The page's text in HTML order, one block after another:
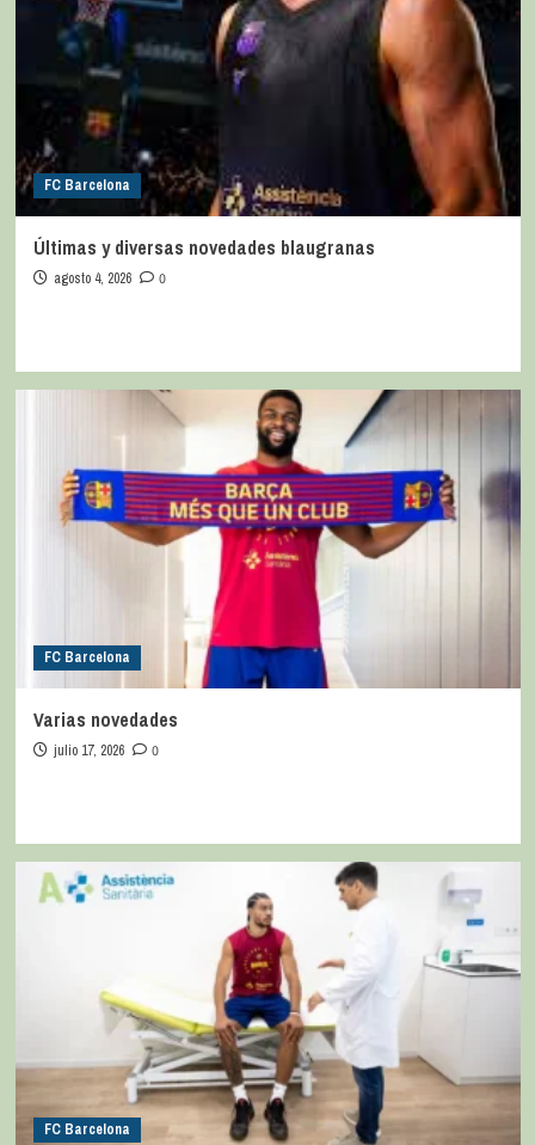
FC Barcelona
Últimas y diversas novedades blaugranas
agosto 4, 2026 0
FC Barcelona
Varias novedades
julio 17, 2026 0
FC Barcelona